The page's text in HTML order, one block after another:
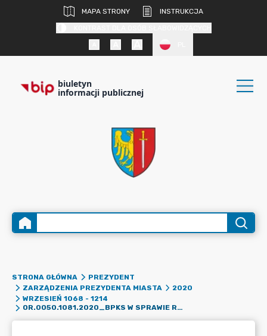
MAPA STRONY
INSTRUKCJA
biuletyn
informacji publicznej
STRONA GŁÓWNA
PREZYDENT
ZARZĄDZENIA PREZYDENTA MIASTA
2020
WRZESIEŃ 1068 - 1214
OR.0050.1081.2020_BPKS W SPRAWIE ROZWIĄZANIA UMOWY PROMOCYJNEJ.